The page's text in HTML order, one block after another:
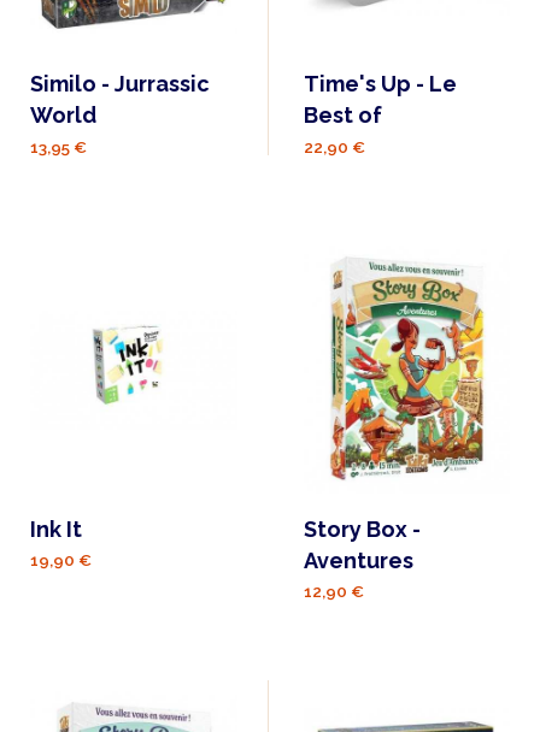
Similo - Jurrassic
World
13,95 €
Time's Up - Le
Best of
22,90 €
Ink It
19,90 €
Story Box -
Aventures
12,90 €